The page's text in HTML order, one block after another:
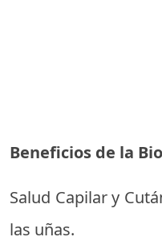
Beneficios de la
Salud Capilar y
las uñas.